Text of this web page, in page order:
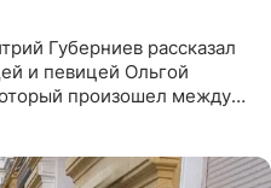
Губерниев рассказал
и певицей Ольгой
произошел между